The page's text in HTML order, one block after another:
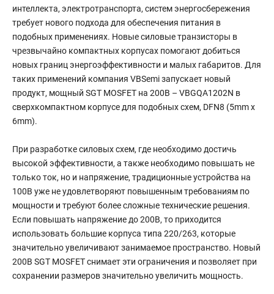
интеллекта, электротранспорта, систем энергосбережения
требует нового подхода для обеспечения питания в
подобных применениях. Новые силовые транзисторы в
чрезвычайно компактных корпусах помогают добиться
новых границ энергоэффективности и малых габаритов. Для
таких применений компания VBSemi запускает новый
продукт, мощный SGT MOSFET на 200В – VBGQA1202N в
сверхкомпактном корпусе для подобных схем, DFN8 (5mm x
6mm).
При разработке силовых схем, где необходимо достичь
высокой эффективности, а также необходимо повышать не
только ток, но и напряжение, традиционные устройства на
100В уже не удовлетворяют повышенным требованиям по
мощности и требуют более сложные технические решения.
Если повышать напряжение до 200В, то приходится
использовать большие корпуса типа 220/263, которые
значительно увеличивают занимаемое пространство. Новый
200В SGT MOSFET снимает эти ограничения и позволяет при
сохранении размеров значительно увеличить мощность.